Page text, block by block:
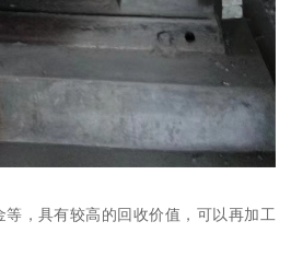
，具有较高的回收价值，可以再加工